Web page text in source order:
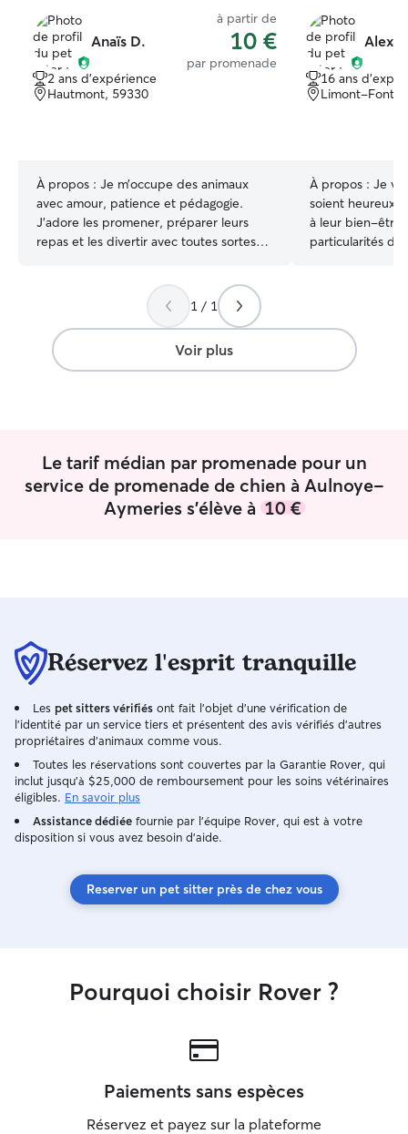
Anaïs D.
à partir de
10 €
par promenade
2 ans d'expérience
Hautmont, 59330
À propos : Je m’occupe des animaux
avec amour, patience et pédagogie.
J’adore les promener, préparer leurs
repas et les divertir avec toutes sortes
préfère le mettre à contribution pour le
bien être des animaux et la tranquillité
de leur propriétaire. Je ne propose pour
l’instant que des gardes chez le
propriétaire. Ce dernier m’indiquera
16 ans
Limont-
À propos : Je
soient heureux,
à leur bien-être.
particularités de
quotidien avec
dix ans, j’ai
comme il se
s’adapter
animaux. Je
de l’individu
1 / 1
Voir plus
Le tarif médian par promenade pour un
service de promenade de chien à Aulnoye-
Aymeries s'élève à 10 €
Réservez l'esprit tranquille
Les pet sitters vérifiés ont fait l'objet d'une vérification de
l'identité par un service tiers et présentent des avis vérifiés d'autres
propriétaires d'animaux comme vous.
Toutes les réservations sont couvertes par la Garantie Rover, qui
inclut jusqu'à $25,000 de remboursement pour les soins vétérinaires
éligibles. En savoir plus
Assistance dédiée fournie par l'équipe Rover, qui est à votre
disposition si vous avez besoin d'aide.
Reserver un pet sitter près de chez vous
Pourquoi choisir Rover ?
Paiements sans espèces
Réservez et payez sur la plateforme